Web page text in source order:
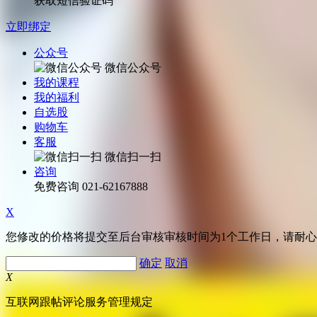
立即绑定
公众号
微信公众号
我的课程
我的福利
自选股
购物车
客服
微信扫一扫
咨询
免费咨询 021-62167888
X
您修改的价格将提交至后台审核审核时间为1个工作日，请耐
确定 取消
X
互联网跟帖评论服务管理规定